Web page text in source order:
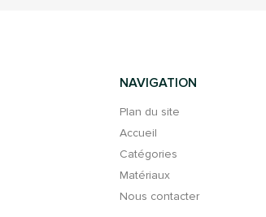
NAVIGATION
Plan du site
Accueil
Catégories
Matériaux
Nous contacter